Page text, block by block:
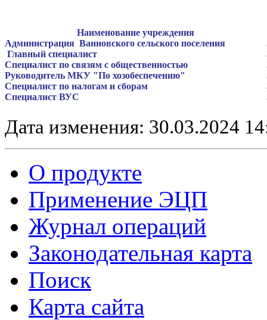
Наименование учреждения
Администрация Ванновского сельского поселения
Главный специалист
Специалист по связям с общественностью
Руководитель МКУ "По хозобеспечению"
Специалист по налогам и сборам
Специалист ВУС
Дата изменения: 30.03.2024
О продукте
Применение ЭЦП
Журнал операций
Законодательная карта
Поиск
Карта сайта